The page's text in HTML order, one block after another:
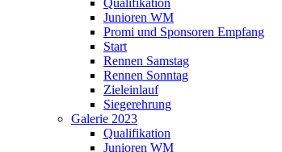
Qualifikation
Junioren WM
Promi und Sponsoren Empfang
Start
Rennen Samstag
Rennen Sonntag
Zieleinlauf
Siegerehrung
Galerie 2023
Qualifikation
Junioren WM